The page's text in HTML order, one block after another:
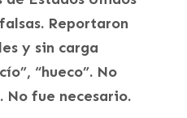
Reportaron
y sin carga
“hueco”. No
No fue necesario.